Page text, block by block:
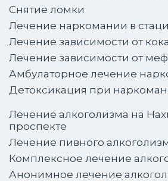
Снятие ломки
Лечение наркомании в
Лечение зависимости от
Лечение зависимости от
Амбулаторное лечение
Детоксикация при
Лечение алкоголизма на
проспекте
Лечение пивного
Комплексное лечение
Анонимное лечение